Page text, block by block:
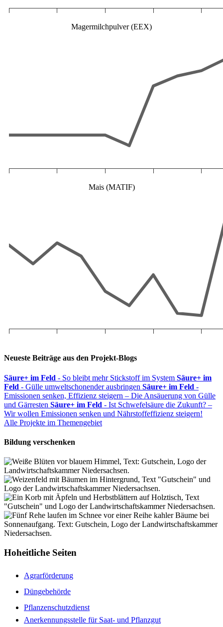
Magermilchpulver (EEX)
Mais (MATIF)
Neueste Beiträge aus den Projekt-Blogs
Säure+ im Feld - So bleibt mehr Stickstoff im System Säure+ im
Feld - Gülle umweltschonender ausbringen Säure+ im Feld -
Emissionen senken, Effizienz steigern – Die Ansäuerung von Gülle
und Gärresten Säure+ im Feld - Ist Schwefelsäure die Zukunft? –
Wir wollen Emissionen senken und Nährstoffeffizienz steigern!
Alle Projekte im Themengebiet
Bildung verschenken
Hoheitliche Seiten
Agrarförderung
Düngebehörde
Pflanzenschutzdienst
Anerkennungsstelle für Saat- und Pflanzgut